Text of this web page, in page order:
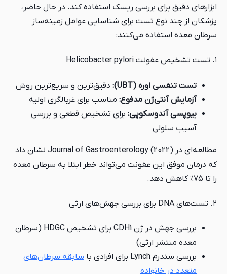
ابزارهای دقیق برای بررسی ریسک استفاده کند. در حال حاضر،
پزشکان از چند نوع تست برای شناسایی عوامل زمینه‌ساز
سرطان معده استفاده می‌کنند:
۱. تست تشخیص عفونت Helicobacter pylori
تست تنفسی اوره (UBT):
دقیق‌ترین و سریع‌ترین روش
آزمایش آنتی‌ژن مدفوع: مناسب برای غربالگری اولیه
بیوپسی آندوسکوپی: برای تشخیص قطعی و بررسی
آسیب سلولی
مطالعه‌ای در Journal of Gastroenterology (2022) نشان داد
که درمان موفق این عفونت می‌تواند خطر ابتلا به سرطان معده
را تا ۷۵٪ کاهش دهد.
۲. تست‌های DNA برای بررسی جهش‌های ارثی
بررسی جهش در ژن CDH1 برای تشخیص HDGC (سرطان
معده منتشر ارثی)
بررسی سندرم Lynch برای افرادی با
سابقه سرطان‌های
متعدد در خانواده